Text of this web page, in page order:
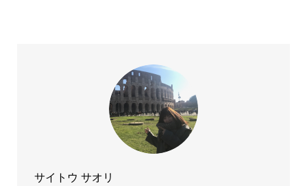
サイトウ サオリ